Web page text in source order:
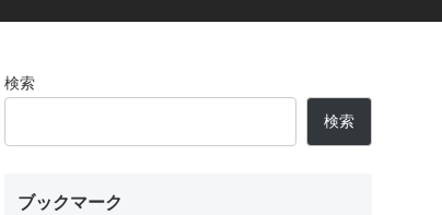
検索
検索
ブックマーク